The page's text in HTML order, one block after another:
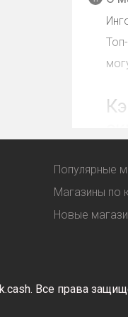
Популярные
Магазины по
Новые
Все права